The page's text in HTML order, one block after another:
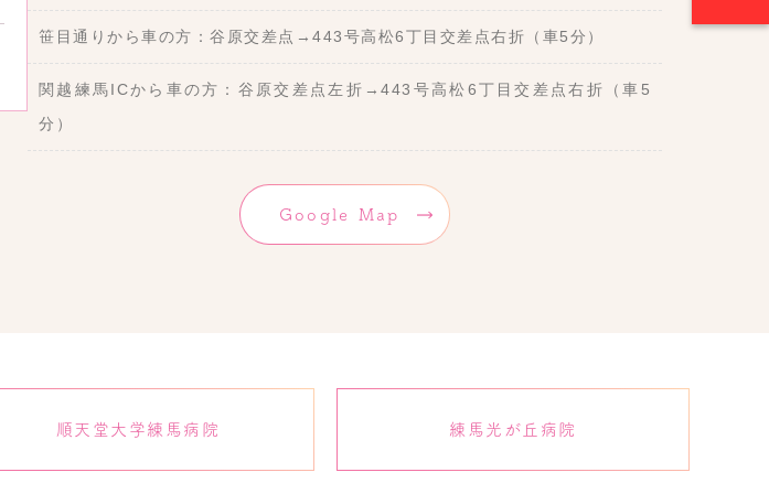
笹目通りから車の方：谷原交差点→443号高松6丁目交差点右折（車5分）
関越練馬ICから車の方：谷原交差点左折→443号高松6丁目交差点右折（車5
分）
Google Map
順天堂大学練馬病院 練馬光が丘病院